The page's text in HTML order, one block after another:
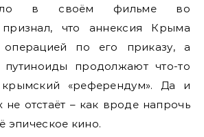
в своём фильме во
что аннексия Крыма
по его приказу, а
путиноиды продолжают что-то
«референдум». Да и
не отстаёт – как вроде напрочь
эпическое кино.